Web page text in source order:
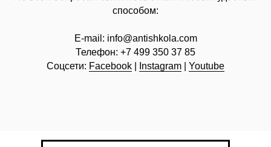
способом:
E-mail: info@antishkola.com
Телефон: +7 499 350 37 85
Соцсети: Facebook Instagram Youtube